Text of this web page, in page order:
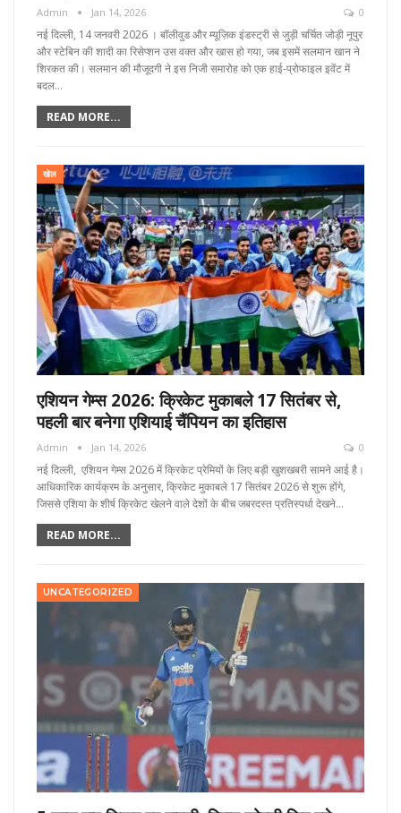
Admin Jan 14, 2026 0
नई दिल्ली, 14 जनवरी 2026 । बॉलीवुड और म्यूज़िक इंडस्ट्री से जुड़ी चर्चित जोड़ी नूपुर
और स्टेबिन की शादी का रिसेप्शन उस वक्त और खास हो गया, जब इसमें सलमान खान ने
शिरकत की। सलमान की मौजूदगी ने इस निजी समारोह को एक हाई-प्रोफाइल इवेंट में
बदल…
READ MORE...
खेल
एशियन गेम्स 2026: क्रिकेट मुकाबले 17 सितंबर से,
पहली बार बनेगा एशियाई चैंपियन का इतिहास
Admin Jan 14, 2026 0
नई दिल्ली, एशियन गेम्स 2026 में क्रिकेट प्रेमियों के लिए बड़ी खुशखबरी सामने आई है।
आधिकारिक कार्यक्रम के अनुसार, क्रिकेट मुकाबले 17 सितंबर 2026 से शुरू होंगे,
जिससे एशिया के शीर्ष क्रिकेट खेलने वाले देशों के बीच जबरदस्त प्रतिस्पर्धा देखने…
READ MORE...
UNCATEGORIZED